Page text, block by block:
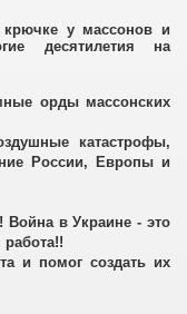
у массонов и
десятилетия на
орды массонских
катастрофы,
России, Европы и
Война в Украине - это
и помог создать их